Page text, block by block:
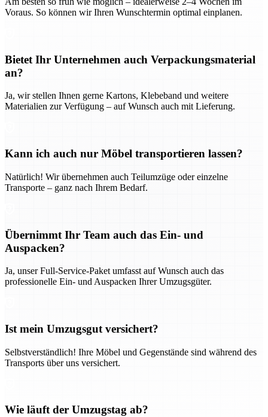
Voraus. So können wir Ihren Wunschtermin optimal einplanen.
Bietet Ihr Unternehmen auch Verpackungsmaterial
an?
Ja, wir stellen Ihnen gerne Kartons, Klebeband und weitere
Materialien zur Verfügung – auf Wunsch auch mit Lieferung.
Kann ich auch nur Möbel transportieren lassen?
Natürlich! Wir übernehmen auch Teilumzüge oder einzelne
Transporte – ganz nach Ihrem Bedarf.
Übernimmt Ihr Team auch das Ein- und
Auspacken?
Ja, unser Full-Service-Paket umfasst auf Wunsch auch das
professionelle Ein- und Auspacken Ihrer Umzugsgüter.
Ist mein Umzugsgut versichert?
Selbstverständlich! Ihre Möbel und Gegenstände sind während des
Transports über uns versichert.
Wie läuft der Umzugstag ab?